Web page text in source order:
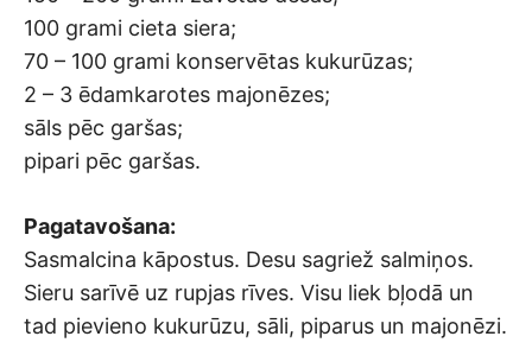
100 grami cieta siera;
70 – 100 grami konservētas kukurūzas;
2 – 3 ēdamkarotes majonēzes;
sāls pēc garšas;
pipari pēc garšas.
Pagatavošana:
Sasmalcina kāpostus. Desu sagriež salmiņos.
Sieru sarīvē uz rupjas rīves. Visu liek bļodā un
tad pievieno kukurūzu, sāli, piparus un majonēzi.